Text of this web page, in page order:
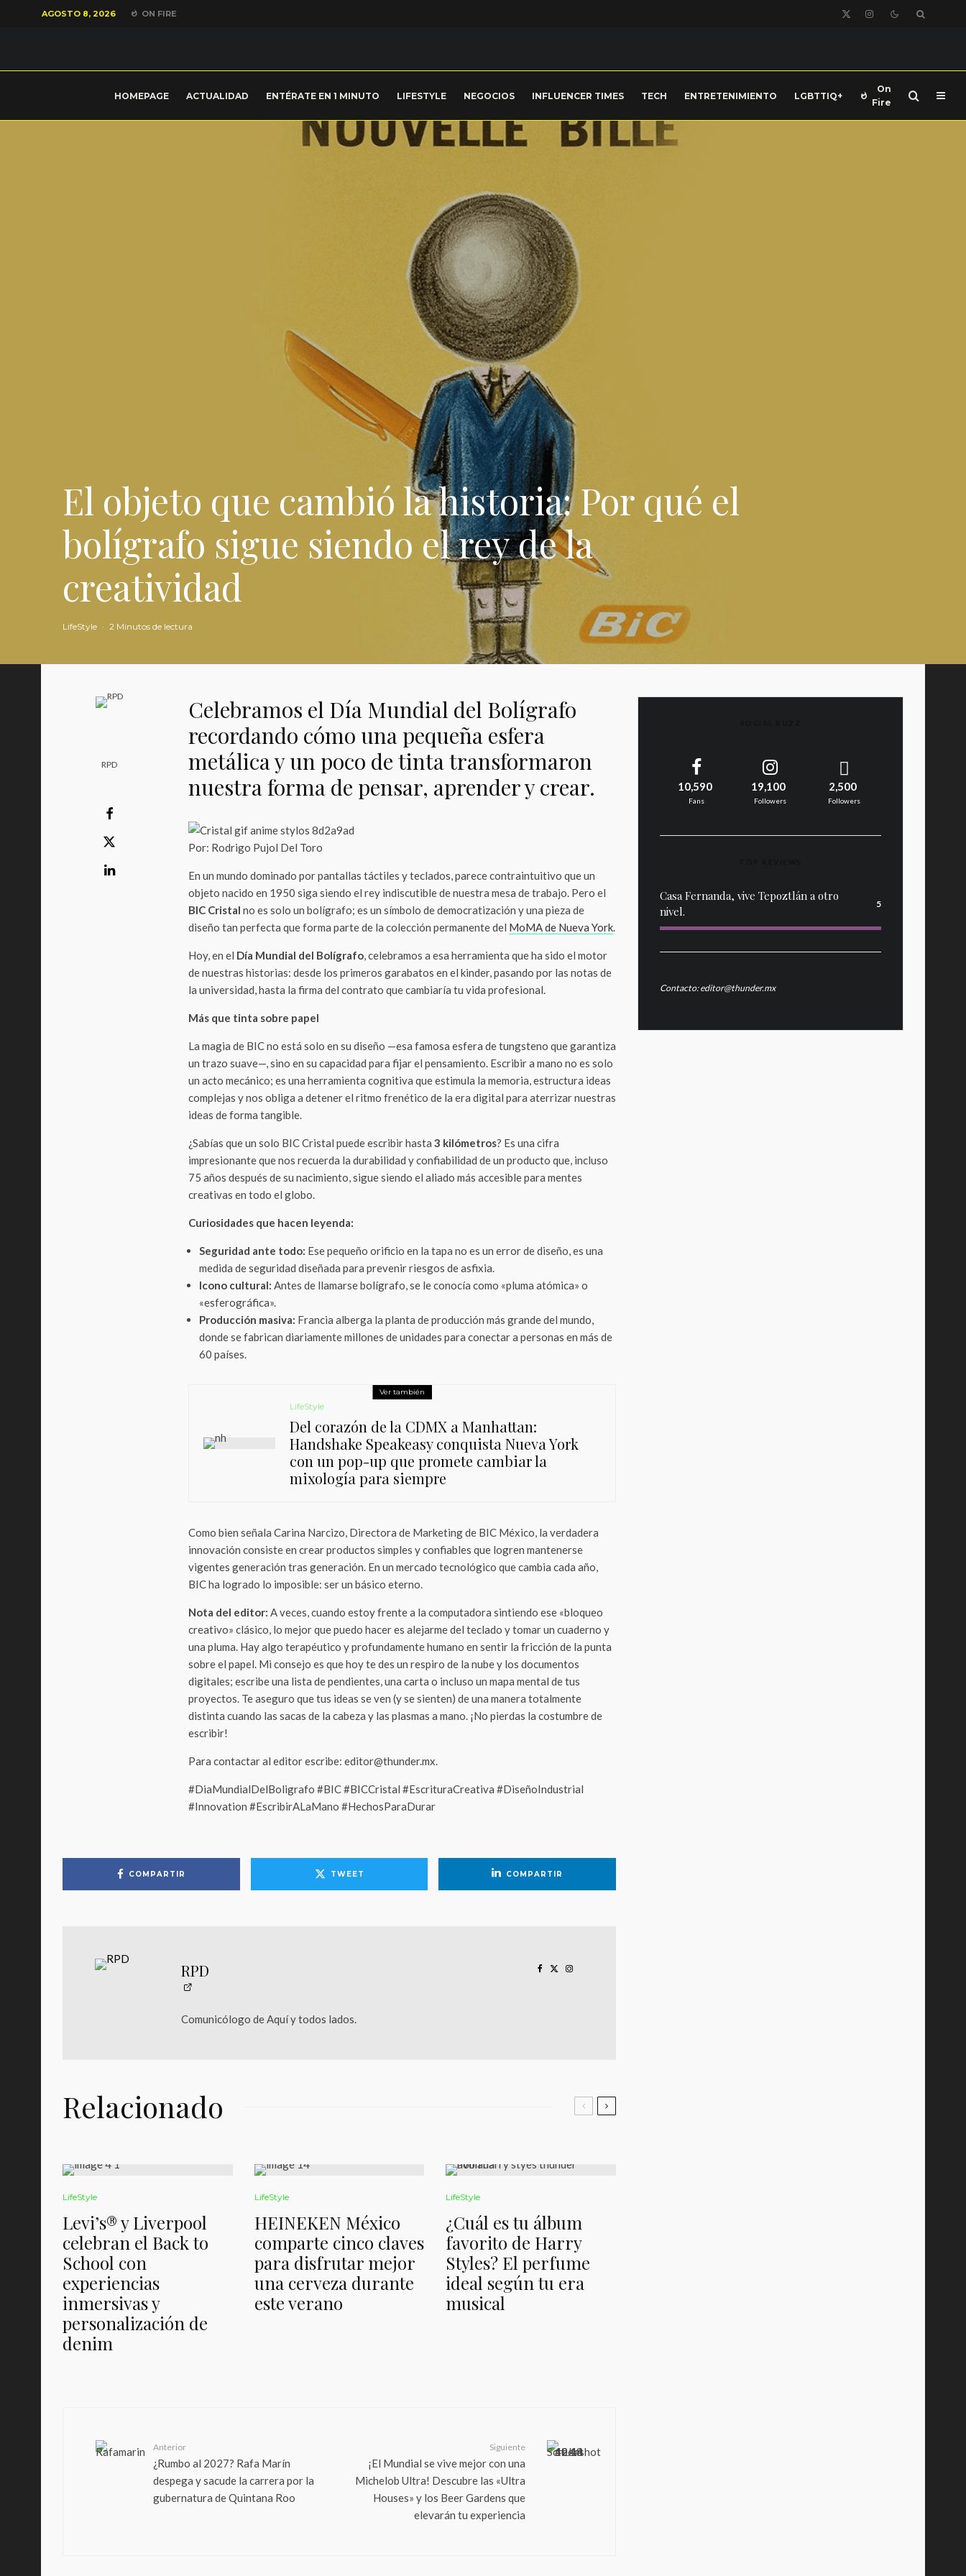
AGOSTO 8, 2026 ON FIRE
HOMEPAGE ACTUALIDAD ENTÉRATE EN 1 MINUTO LIFESTYLE NEGOCIOS INFLUENCER TIMES TECH ENTRETENIMIENTO LGBTTIQ+
On
Fire
El objeto que cambió la historia: Por qué el
bolígrafo sigue siendo el rey de la
creatividad
LifeStyle · 2 Minutos de lectura
RPD
Celebramos el Día Mundial del Bolígrafo
recordando cómo una pequeña esfera
metálica y un poco de tinta transformaron
nuestra forma de pensar, aprender y crear.
Por: Rodrigo Pujol Del Toro
En un mundo dominado por pantallas táctiles y teclados, parece contraintuitivo que un
objeto nacido en 1950 siga siendo el rey indiscutible de nuestra mesa de trabajo. Pero el
BIC Cristal no es solo un bolígrafo; es un símbolo de democratización y una pieza de
diseño tan perfecta que forma parte de la colección permanente del MoMA de Nueva York.
Hoy, en el Día Mundial del Bolígrafo, celebramos a esa herramienta que ha sido el motor
de nuestras historias: desde los primeros garabatos en el kinder, pasando por las notas de
la universidad, hasta la firma del contrato que cambiaría tu vida profesional.
Más que tinta sobre papel
La magia de BIC no está solo en su diseño —esa famosa esfera de tungsteno que garantiza
un trazo suave—, sino en su capacidad para fijar el pensamiento. Escribir a mano no es solo
un acto mecánico; es una herramienta cognitiva que estimula la memoria, estructura ideas
complejas y nos obliga a detener el ritmo frenético de la era digital para aterrizar nuestras
ideas de forma tangible.
¿Sabías que un solo BIC Cristal puede escribir hasta 3 kilómetros? Es una cifra
impresionante que nos recuerda la durabilidad y confiabilidad de un producto que, incluso
75 años después de su nacimiento, sigue siendo el aliado más accesible para mentes
creativas en todo el globo.
Curiosidades que hacen leyenda:
Seguridad ante todo: Ese pequeño orificio en la tapa no es un error de diseño, es una
medida de seguridad diseñada para prevenir riesgos de asfixia.
Icono cultural: Antes de llamarse bolígrafo, se le conocía como «pluma atómica» o
«esferográfica».
Producción masiva: Francia alberga la planta de producción más grande del mundo,
donde se fabrican diariamente millones de unidades para conectar a personas en más de
60 países.
Ver también
LifeStyle
Del corazón de la CDMX a Manhattan:
Handshake Speakeasy conquista Nueva York
con un pop-up que promete cambiar la
mixología para siempre
Como bien señala Carina Narcizo, Directora de Marketing de BIC México, la verdadera
innovación consiste en crear productos simples y confiables que logren mantenerse
vigentes generación tras generación. En un mercado tecnológico que cambia cada año,
BIC ha logrado lo imposible: ser un básico eterno.
Nota del editor: A veces, cuando estoy frente a la computadora sintiendo ese «bloqueo
creativo» clásico, lo mejor que puedo hacer es alejarme del teclado y tomar un cuaderno y
una pluma. Hay algo terapéutico y profundamente humano en sentir la fricción de la punta
sobre el papel. Mi consejo es que hoy te des un respiro de la nube y los documentos
digitales; escribe una lista de pendientes, una carta o incluso un mapa mental de tus
proyectos. Te aseguro que tus ideas se ven (y se sienten) de una manera totalmente
distinta cuando las sacas de la cabeza y las plasmas a mano. ¡No pierdas la costumbre de
escribir!
Para contactar al editor escribe: editor@thunder.mx.
#DiaMundialDelBoligrafo #BIC #BICCristal #EscrituraCreativa #DiseñoIndustrial
#Innovation #EscribirALaMano #HechosParaDurar
COMPARTIR TWEET COMPARTIR
RPD
Comunicólogo de Aquí y todos lados.
Relacionado
LifeStyle
Levi’s® y Liverpool
celebran el Back to
School con
experiencias
inmersivas y
personalización de
denim
LifeStyle
HEINEKEN México
comparte cinco claves
para disfrutar mejor
una cerveza durante
este verano
LifeStyle
¿Cuál es tu álbum
favorito de Harry
Styles? El perfume
ideal según tu era
musical
Anterior
¿Rumbo al 2027? Rafa Marín
despega y sacude la carrera por la
gubernatura de Quintana Roo
Siguiente
¡El Mundial se vive mejor con una
Michelob Ultra! Descubre las «Ultra
Houses» y los Beer Gardens que
elevarán tu experiencia
10,590
Fans
19,100
Followers
2,500
Followers
Casa Fernanda, vive Tepoztlán a otro
nivel.
5
Contacto: editor@thunder.mx